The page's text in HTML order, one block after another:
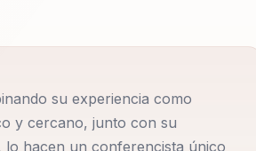
su audiencia y transformar ideas
de ejemplos reales, reflexiones
su forma de pensar y actuar,
su experiencia como
y cercano, junto con su
lo hacen un conferencista único